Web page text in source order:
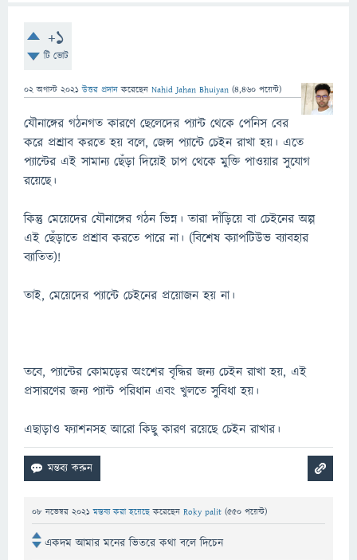
+1
টি ভোট
02 অগাস্ট 2021 উত্তর প্রদান করেছেন Nahid Jahan Bhuiyan (4,460 পয়েন্ট)
যৌনাঙ্গের গঠনগত কারণে ছেলেদের প্যান্ট থেকে পেনিস বের
করে প্রশ্রাব করতে হয় বলে, জেন্স প্যান্টে চেইন রাখা হয়। এতে
প্যান্টের এই সামান্য ছেঁড়া দিয়েই চাপ থেকে মুক্তি পাওয়ার সুযোগ
রয়েছে।
কিন্তু মেয়েদের যৌনাঙ্গের গঠন ভিন্ন। তারা দাঁড়িয়ে বা চেইনের অল্প
এই ছেঁড়াতে প্রশ্রাব করতে পারে না। (বিশেষ ক্যাপটিউভ ব্যাবহার
ব্যাতিত)!
তাই, মেয়েদের প্যান্টে চেইনের প্রয়োজন হয় না।
তবে, প্যান্টের কোমড়ের অংশের বৃদ্ধির জন্য চেইন রাখা হয়, এই
প্রসারণের জন্য প্যান্ট পরিধান এবং খুলতে সুবিধা হয়।
এছাড়াও ফ্যাশনসহ আরো কিছু কারণ রয়েছে চেইন রাখার।
08 নভেম্বর 2021 মন্তব্য করা হয়েছেকরেছেন Roky palit (550 পয়েন্ট)
একদম আমার মনের ভিতরে কথা বলে দিচেন